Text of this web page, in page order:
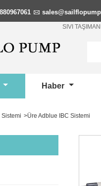

SIVI
Haber
>Üre Adblue IBC Sistemi